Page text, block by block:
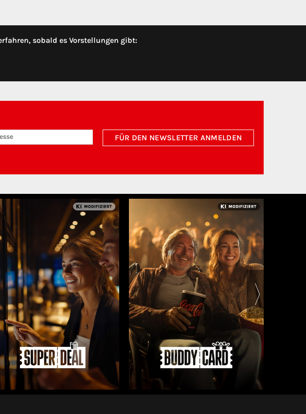
sobald es Vorstellungen gibt:
FÜR DEN NEWSLETTER ANMELDEN